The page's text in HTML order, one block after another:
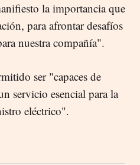
la importancia que
para afrontar desafíos
nuestra compañía".
ser "capaces de
servicio esencial para la
eléctrico".